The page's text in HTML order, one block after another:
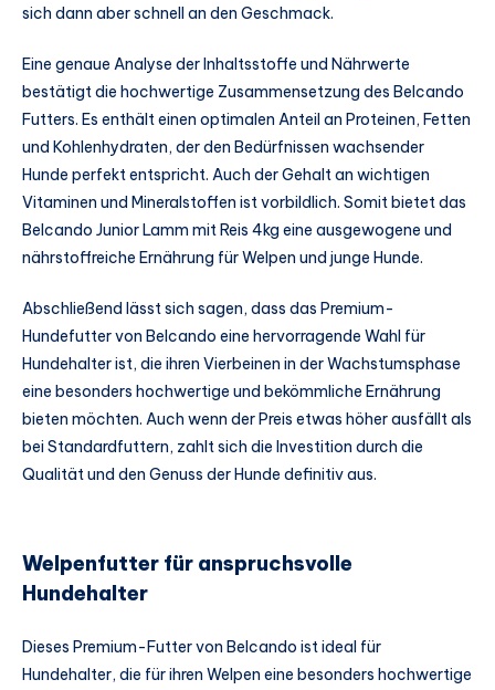
sich dann aber schnell an den Geschmack.
Eine genaue Analyse der Inhaltsstoffe und Nährwerte
bestätigt die hochwertige Zusammensetzung des Belcando
Futters. Es enthält einen optimalen Anteil an Proteinen, Fetten
und Kohlenhydraten, der den Bedürfnissen wachsender
Hunde perfekt entspricht. Auch der Gehalt an wichtigen
Vitaminen und Mineralstoffen ist vorbildlich. Somit bietet das
Belcando Junior Lamm mit Reis 4kg eine ausgewogene und
nährstoffreiche Ernährung für Welpen und junge Hunde.
Abschließend lässt sich sagen, dass das Premium-
Hundefutter von Belcando eine hervorragende Wahl für
Hundehalter ist, die ihren Vierbeinen in der Wachstumsphase
eine besonders hochwertige und bekömmliche Ernährung
bieten möchten. Auch wenn der Preis etwas höher ausfällt als
bei Standardfuttern, zahlt sich die Investition durch die
Qualität und den Genuss der Hunde definitiv aus.
Welpenfutter für anspruchsvolle
Hundehalter
Dieses Premium-Futter von Belcando ist ideal für
Hundehalter, die für ihren Welpen eine besonders hochwertige